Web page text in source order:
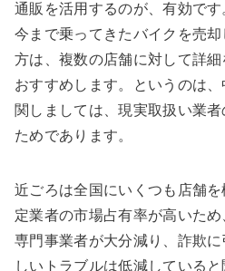
通販を活用するのが、有効です
今まで乗ってきたバイクを売
方は、複数の店舗に対して詳
おすすめします。というのは
関しましては、現実取扱い業
ためであります。
近ごろは全国にいくつも店舗
定業者の市場占有率が高いた
専門事業者が大分減り、詐欺
しいトラブルは低減していると